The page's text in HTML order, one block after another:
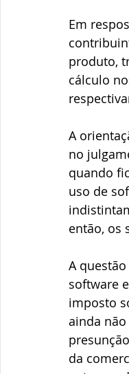
Em
produto,
cálculo
A
no
quando
uso de
então, os
A
software
imposto
ainda
da